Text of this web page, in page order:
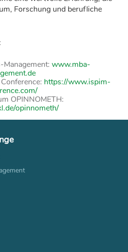
Forschung und berufliche
Management:www.mba-
https://www.ispim-
OPINNOMETH:
opinnometh/